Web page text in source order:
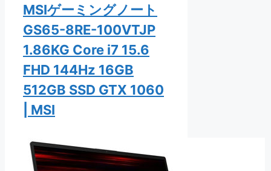
MSIゲーミングノート
GS65-8RE-100VTJP
1.86KG Core i7 15.6
FHD 144Hz 16GB
512GB SSD GTX 1060
| MSI